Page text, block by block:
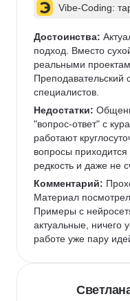
Vibe-Coding:
Достоинства:
подход. Вместо
реальными
Преподавательский
специалистов.
Недостатки:
"вопрос-ответ" с
работают
вопросы
редкость и даже не
Комментарий:
Материал
Примеры с
актуальные, ничего
работе уже пару